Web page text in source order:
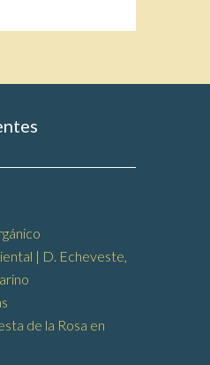
| D. Echeveste,
de la Rosa en